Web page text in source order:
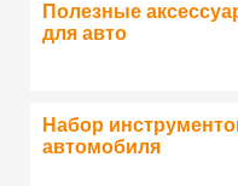
Полезные
для авто
Набор
автомобиля